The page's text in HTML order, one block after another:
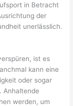
in Betracht
der
unerlässlich.
ist es
kann eine
oder sogar
Anhaltende
werden, um